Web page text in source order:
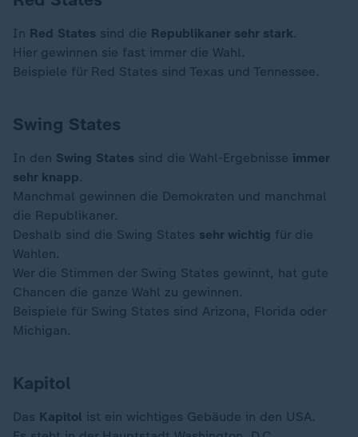
In Red States sind die Republikaner sehr stark.
Hier gewinnen sie fast immer die Wahl.
Beispiele für Red States sind Texas und Tennessee.
Swing States
In den Swing States sind die Wahl-Ergebnisse immer
sehr knapp.
Manchmal gewinnen die Demokraten und manchmal
die Republikaner.
Deshalb sind die Swing States sehr wichtig für die
Wahlen.
Wer die Stimmen der Swing States gewinnt, hat gute
Chancen die ganze Wahl zu gewinnen.
Beispiele für Swing States sind Arizona, Florida oder
Michigan.
Kapitol
Das Kapitol ist ein wichtiges Gebäude in den USA.